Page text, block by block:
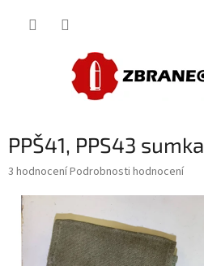
PPŠ41, PPS43 sumka
Průměrné
produktu
5,0
3 hodnoceníPodrobnosti hodnocení